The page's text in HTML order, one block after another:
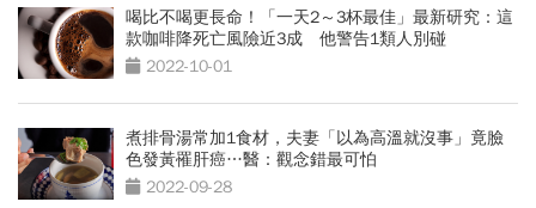
喝比不喝更長命！「一天2～3杯最佳」最新研究：這
款咖啡降死亡風險近3成 他警告1類人別碰
2022-10-01
煮排骨湯常加1食材，夫妻「以為高溫就沒事」竟臉
色發黃罹肝癌…醫：觀念錯最可怕
2022-09-28